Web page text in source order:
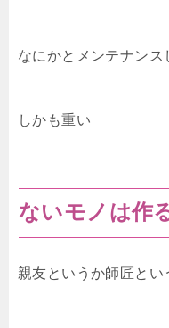
なにかとメンテナンス
しかも重い
ないモノは作
親友というか師匠とい